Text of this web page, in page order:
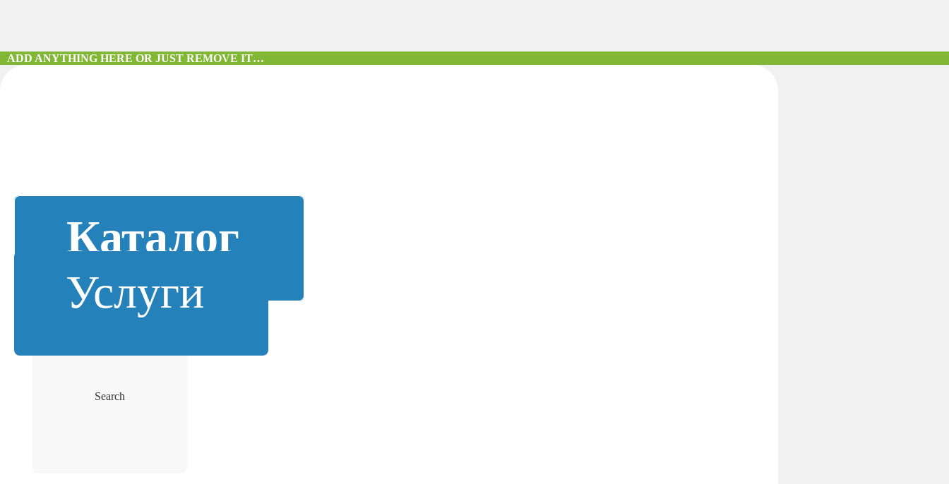
ADD ANYTHING HERE OR JUST REMOVE IT…
Каталог
Услуги
Search